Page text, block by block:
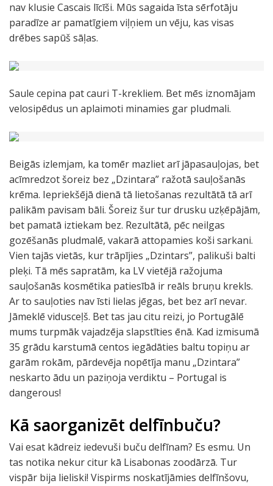
nav klusie Cascais līcīši. Mūs sagaida īsta sērfotāju
paradīze ar pamatīgiem viļņiem un vēju, kas visas
drēbes sapūš sāļas.
Saule cepina pat cauri T-krekliem. Bet mēs iznomājam
velosipēdus un aplaimoti minamies gar pludmali.
Beigās izlemjam, ka tomēr mazliet arī jāpasauļojas, bet
acīmredzot šoreiz bez „Dzintara” ražotā sauļošanās
krēma. Iepriekšējā dienā tā lietošanas rezultātā tā arī
palikām pavisam bāli. Šoreiz šur tur drusku uzķēpājām,
bet pamatā iztiekam bez. Rezultātā, pēc neilgas
gozēšanās pludmalē, vakarā attopamies koši sarkani.
Vien tajās vietās, kur trāpījies „Dzintars”, palikuši balti
pleķi. Tā mēs sapratām, ka LV vietējā ražojuma
sauļošanās kosmētika patiesībā ir reāls bruņu krekls.
Ar to sauļoties nav īsti lielas jēgas, bet bez arī nevar.
Jāmeklē vidusceļš. Bet tas jau citu reizi, jo Portugālē
mums turpmāk vajadzēja slapstīties ēnā. Kad izmisumā
35 grādu karstumā centos iegādāties baltu topiņu ar
garām rokām, pārdevēja nopētīja manu „Dzintara”
neskarto ādu un paziņoja verdiktu – Portugal is
dangerous!
Kā saorganizēt delfīnbuču?
Vai esat kādreiz iedevuši buču delfīnam? Es esmu. Un
tas notika nekur citur kā Lisabonas zoodārzā. Tur
vispār bija lieliski! Vispirms noskatījāmies delfīnšovu,